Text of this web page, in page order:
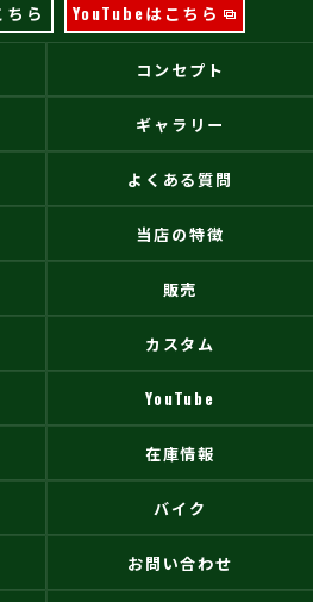
ら YouTubeはこちら
コンセプト
ギャラリー
よくある質問
当店の特徴
販売
カスタム
YouTube
在庫情報
バイク
お問い合わせ